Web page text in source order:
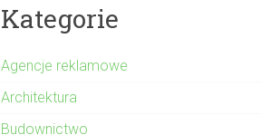
Kategorie
Agencje reklamowe
Architektura
Budownictwo